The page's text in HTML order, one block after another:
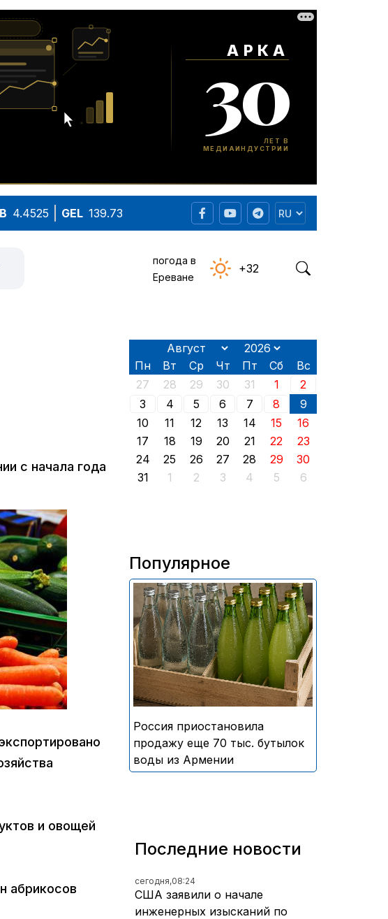
4.4525 GEL 139.73
погода в
Ереване
+32
с начала года
и овощей
абрикосов
Пн Вт Ср Чт Пт Сб
Вс
27
28 29 30 31 1
2
3
4 5 6 7 8
9
10
11 12 13 14 15
16
17
18 19 20 21 22
23
24
25 26 27 28 29
30
31
1 2 3 4 5 6
Популярное
В России приостановили
продажу более 70 тыс.
бутылок питьевой воды и
безалкогольных напитков
армянского производства
Россия приостановила
продажу еще 70 тыс. бутылок
воды из Армении
Последние новости
сегодня,08:24
США заявили о начале
инженерных изысканий по